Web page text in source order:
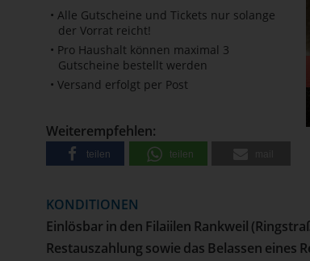
• Alle Gutscheine und Tickets nur solange
der Vorrat reicht!
• Pro Haushalt können maximal 3
Gutscheine bestellt werden
• Versand erfolgt per Post
Weiterempfehlen:
teilen teilen
KONDITIONEN
Einlösbar in den Filaiilen Rankweil
Restauszahlung sowie das Belassen eines